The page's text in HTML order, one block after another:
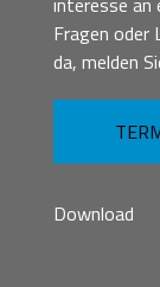
Fragen oder
da, melden
Download